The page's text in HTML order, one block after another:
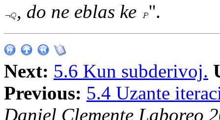
, do ne eblas ke
''.
Next: 5.6 Kun subderivoj.
Previous: 5.4 Uzante
Daniel Clemente Laboreo